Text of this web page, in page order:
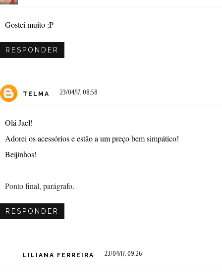
Gostei muito :P
RESPONDER
TELMA 23/04/17, 08:58
Olá Jael!
Adorei os acessórios e estão a um preço bem simpático!
Beijinhos!
Ponto final, parágrafo.
RESPONDER
LILIANA FERREIRA 23/04/17, 09:26